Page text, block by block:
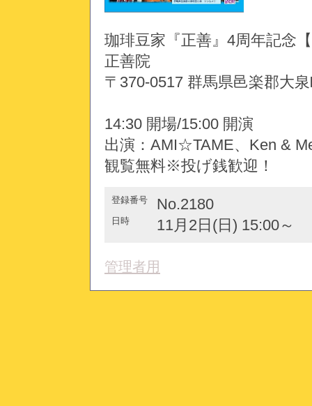
珈琲豆家『正善』4周年記念
正善院
〒370-0517 群馬県邑楽郡大
14:30 開場/15:00 開演
出演：AMI☆TAME、Ken &
観覧無料※投げ銭歓迎！
登録番号 No.2180
日時 11月2日(日) 15:00～
管理者用